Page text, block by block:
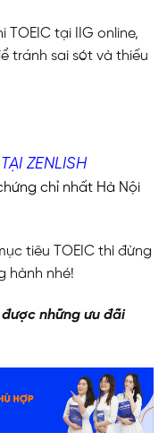
tại IIG online,
tránh sai sót và thiếu
ZENLISH
chỉ nhất Hà Nội
tiêu TOEIC thì đừng
hành nhé!
những ưu đãi